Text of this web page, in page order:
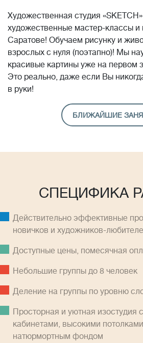
Художественная студия
художественные мастер-классы и
Саратове! Обучаем рисунку и
взрослых с нуля (поэтапно)! Мы
красивые картины уже на первом
Это реально, даже если Вы
в руки!
БЛИЖАЙШИЕ
СПЕЦИФИКА
Действительно эффективные
новичков и художников-
Доступные цены, помесячная
Небольшие группы до 8 человек
Деление на группы по уровню
Просторная и уютная изостудия
кабинетами, высокими
натюрмортным фондом